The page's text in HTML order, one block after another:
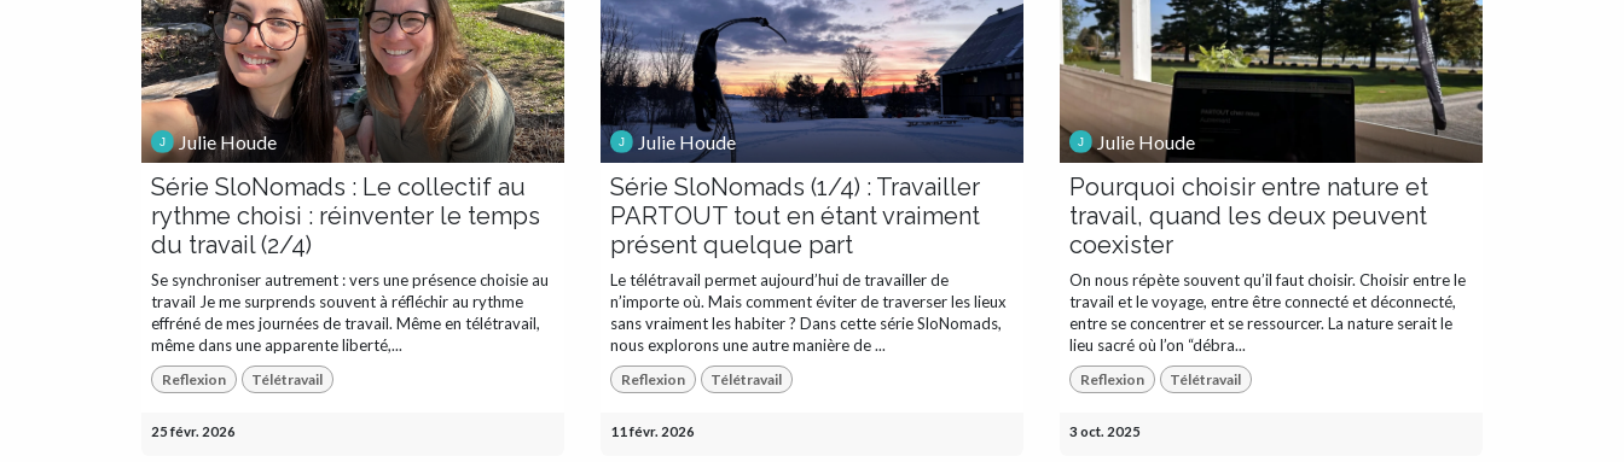
Julie Houde
Série SloNomads : Le collectif au
rythme choisi : réinventer le temps
du travail (2/4)
Se synchroniser autrement : vers une présence choisie au
travail Je me surprends souvent à réfléchir au rythme
effréné de mes journées de travail. Même en télétravail,
même dans une apparente liberté,...
Reflexion Télétravail
25 févr. 2026
Julie Houde
Série SloNomads (1/4) : Travailler
PARTOUT tout en étant vraiment
présent quelque part
Le télétravail permet aujourd’hui de travailler de
n’importe où. Mais comment éviter de traverser les lieux
sans vraiment les habiter ? Dans cette série SloNomads,
nous explorons une autre manière de ...
Reflexion Télétravail
11 févr. 2026
Julie Houde
Pourquoi choisir entre nature et
travail, quand les deux peuvent
coexister
On nous répète souvent qu’il faut choisir. Choisir entre le
travail et le voyage, entre être connecté et déconnecté,
entre se concentrer et se ressourcer. La nature serait le
lieu sacré où l’on “débra...
Reflexion Télétravail
3 oct. 2025